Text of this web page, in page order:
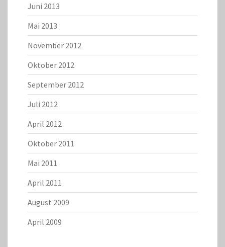
Juni 2013
Mai 2013
November 2012
Oktober 2012
September 2012
Juli 2012
April 2012
Oktober 2011
Mai 2011
April 2011
August 2009
April 2009